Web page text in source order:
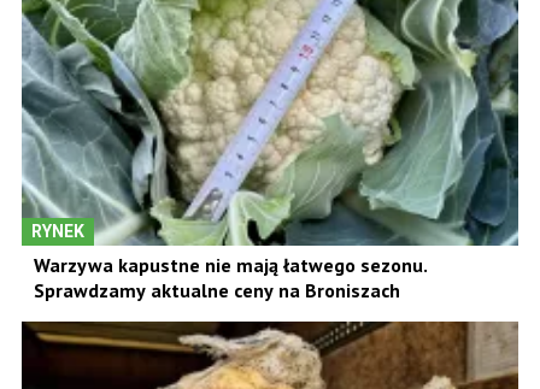
RYNEK
Warzywa kapustne nie mają łatwego sezonu.
Sprawdzamy aktualne ceny na Broniszach